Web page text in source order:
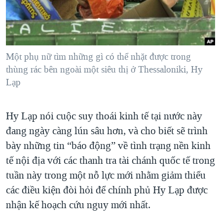
"Tìm"NGƯỜI VIỆT HẢI NGOẠI
ĐỜI SỐNG
KINH TẾ
KHOA HỌC
SỨC KHOẺ
THỂ THAO
GIÁO DỤC
TẠI
HÀNH TRÌNH BẦU CỬ 2024
MỘT NĂM CHIẾN TRANH TẠI DẢI GAZA
GIẢI MÃ VÀNH ĐAI & CON ĐƯỜNG
NGÀY TỊ NẠN THẾ GIỚI
CHI PHÍ CHIẾN TRANH AFGHANISTAN
CÁC GIÁ TRỊ CỘNG HÒA Ở VIỆT NAM
THƯỢNG ĐỈNH TRUMP-KIM TẠI VIỆT NAM
TRỊNH VĨNH BÌNH VS. CHÍNH PHỦ VIỆT NAM
NGƯ DÂN VIỆT VÀ LÀN SÓNG TRỘM HẢI SÂM
VIDEO
NGHE
MẠNG XÃ HỘI
Một phụ nữ tìm những gì có thể nhặt được trong
thùng rác bên ngoài một siêu thị ở Thessaloniki, Hy
Lạp
Hy Lạp nói cuộc suy thoái kinh tế tại nước này
đang ngày càng lún sâu hơn, và cho biết sẽ trình
bày những tin “báo động” về tình trạng nền kinh
tế nội địa với các thanh tra tài chánh quốc tế trong
tuần này trong một nỗ lực mới nhằm giảm thiểu
các điều kiện đòi hỏi để chính phủ Hy Lạp được
nhận kế hoạch cứu nguy mới nhất.